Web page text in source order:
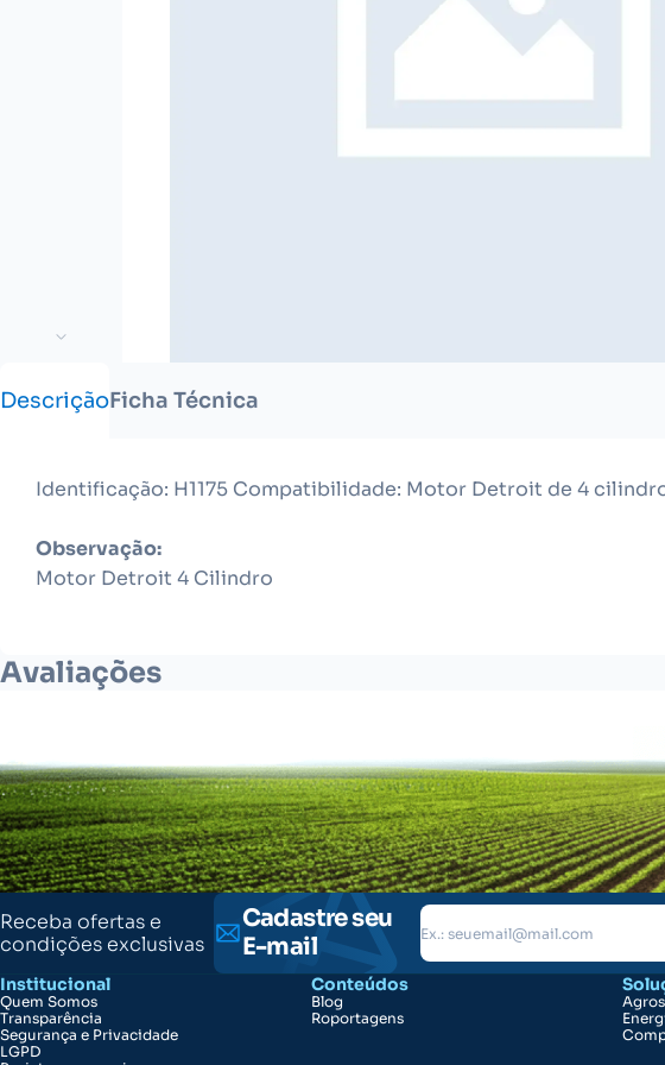
DescriçãoFicha Técnica
Identificação: H1175 Compatibilidade: Motor Detroit de 4
Observação:
Motor Detroit 4 Cilindro
Avaliações
Receba ofertas e
condições exclusivas
Cadastre seu
E-mail
Institucional
Quem Somos
Transparência
Segurança e Privacidade
LGPD
Conteúdos
Blog
Roportagens